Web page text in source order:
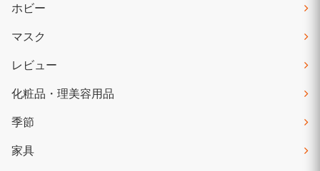
ホビー
マスク
レビュー
化粧品・理美容用品
季節
家具